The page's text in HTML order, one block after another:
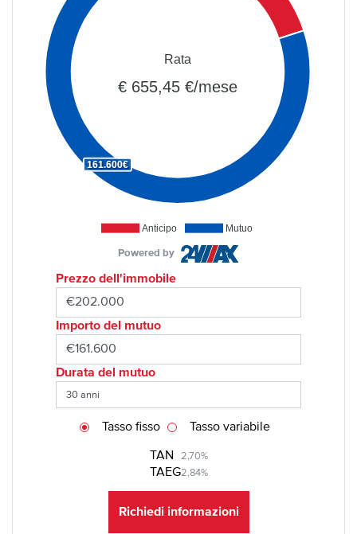
Anticipo Mutuo
161.600€
Rata
€ 655,45 €/mese
Powered by
Prezzo dell'immobile
Importo del mutuo
Durata del mutuo
TAN 2,70%
TAEG2,84%
Tasso fisso Tasso variabile
Richiedi informazioni